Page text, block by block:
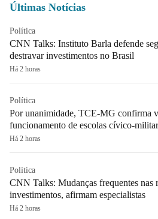
Últimas Notícias
Política
CNN Talks: Instituto Barla defende
destravar investimentos no Brasil
Há 2 horas
Política
Por unanimidade, TCE-MG confirma
funcionamento de escolas cívico-
Há 2 horas
Política
CNN Talks: Mudanças frequentes nas
investimentos, afirmam especialistas
Há 2 horas